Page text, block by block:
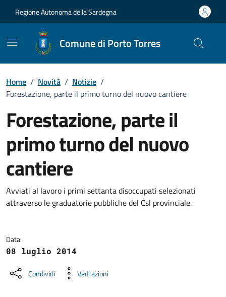
Regione Autonoma della Sardegna
Comune di Porto Torres
Home / Novità / Notizie /
Forestazione, parte il primo turno del nuovo cantiere
Forestazione, parte il
primo turno del nuovo
cantiere
Dettagli della notizia
Avviati al lavoro i primi settanta disoccupati selezionati
attraverso le graduatorie pubbliche del Csl provinciale.
Data:
08 luglio 2014
Condividi Vedi azioni